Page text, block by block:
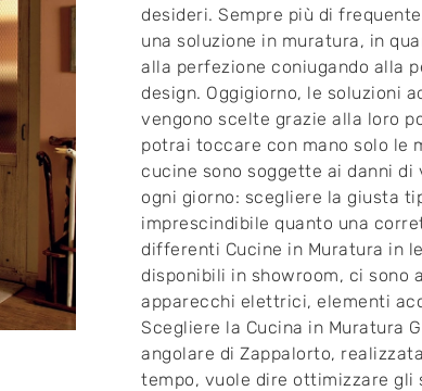
desideri. Sempre più di
una soluzione in muratura, in
alla perfezione coniugando alla
design. Oggigiorno, le soluzioni
vengono scelte grazie alla loro
potrai toccare con mano solo le
cucine sono soggette ai danni di
ogni giorno: scegliere la giusta
imprescindibile quanto una
differenti Cucine in Muratura in
disponibili in showroom, ci sono
apparecchi elettrici, elementi
Scegliere la Cucina in Muratura
angolare di Zappalorto,
tempo, vuole dire ottimizzare gli